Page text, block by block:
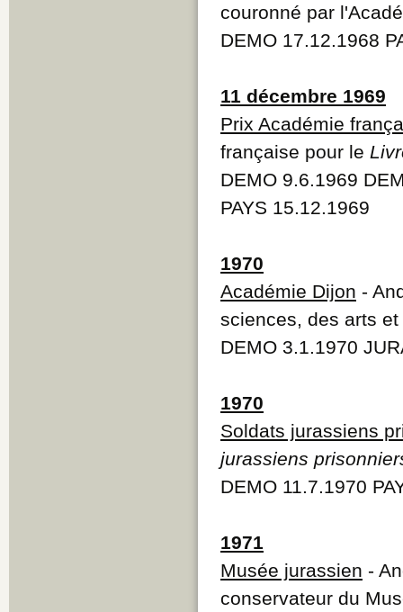
couronné par
DEMO 17.12.1968
11 décembre 1969
Prix Académie
française pour le
DEMO 9.6.1969
PAYS 15.12.1969
1970
Académie Dijon -
sciences, des arts
DEMO 3.1.1970
1970
Soldats jurassiens
jurassiens
DEMO 11.7.1970
1971
Musée jurassien -
conservateur du